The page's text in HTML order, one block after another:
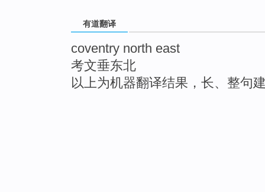
有道翻译
coventry north east
考文垂东北
以上为机器翻译结果，长、整句